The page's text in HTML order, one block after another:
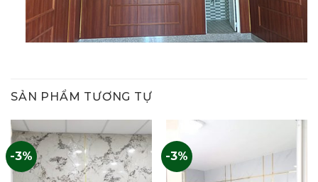
SẢN PHẨM TƯƠNG TỰ
-3% -3%